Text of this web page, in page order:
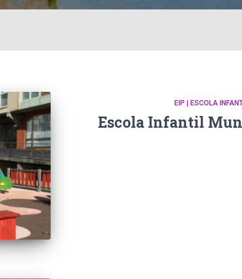
EIP | ESCOLA
Escola Infantil